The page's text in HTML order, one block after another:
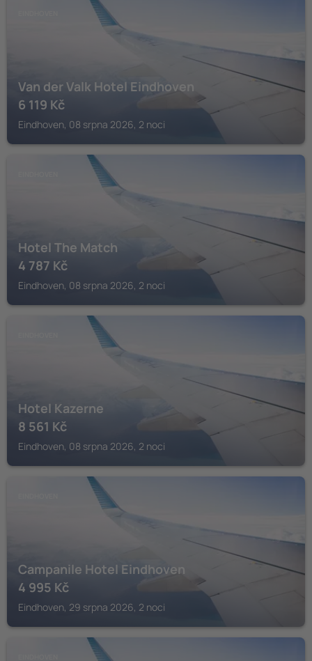
Van der Valk Hotel Eindhoven
6 119 Kč
Eindhoven, 08 srpna 2026, 2 noci
Hotel The Match
4 787 Kč
Eindhoven, 08 srpna 2026, 2 noci
Hotel Kazerne
8 561 Kč
Eindhoven, 08 srpna 2026, 2 noci
Campanile Hotel Eindhoven
4 995 Kč
Eindhoven, 29 srpna 2026, 2 noci